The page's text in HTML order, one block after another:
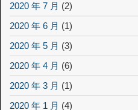
2020 年 7 月 (2)
2020 年 6 月 (1)
2020 年 5 月 (3)
2020 年 4 月 (6)
2020 年 3 月 (1)
2020 年 1 月 (4)